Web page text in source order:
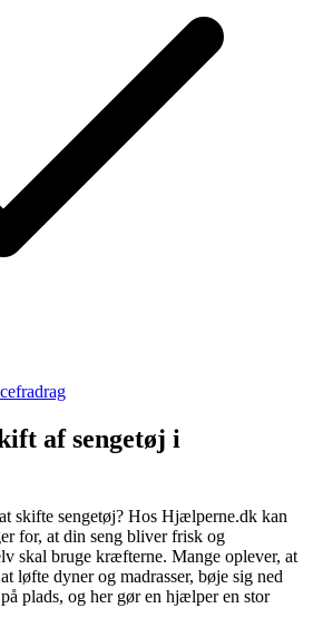
af sengetøj i
skifte sengetøj? Hos Hjælperne.dk kan
for, at din seng bliver frisk og
skal bruge kræfterne. Mange oplever, at
løfte dyner og madrasser, bøje sig ned
plads, og her gør en hjælper en stor